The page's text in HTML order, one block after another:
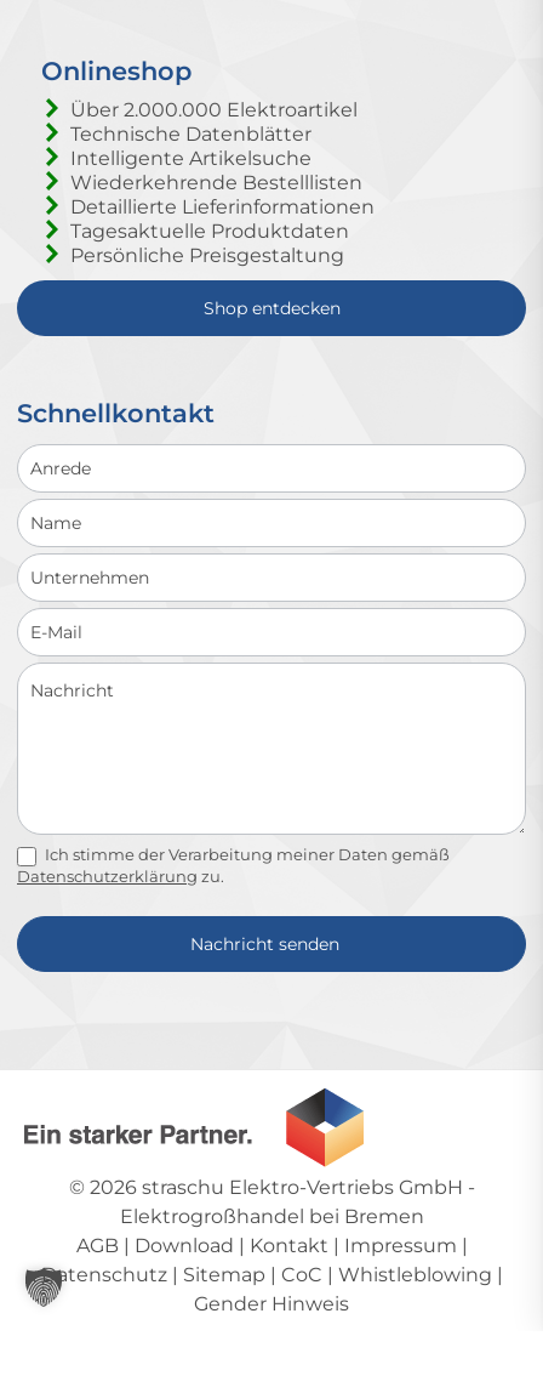
Onlineshop
Über 2.000.000 Elektroartikel
Technische Datenblätter
Intelligente Artikelsuche
Wiederkehrende Bestelllisten
Detaillierte Lieferinformationen
Tagesaktuelle Produktdaten
Persönliche Preisgestaltung
Shop entdecken
Schnellkontakt
Schnellkontakt
Ich stimme der Verarbeitung meiner Daten gemäß
Datenschutzerklärung zu.
Nachricht senden
© 2026 straschu Elektro-Vertriebs GmbH -
Elektrogroßhandel bei Bremen
AGB | Download | Kontakt | Impressum |
Datenschutz| Sitemap | CoC | Whistleblowing |
Gender Hinweis